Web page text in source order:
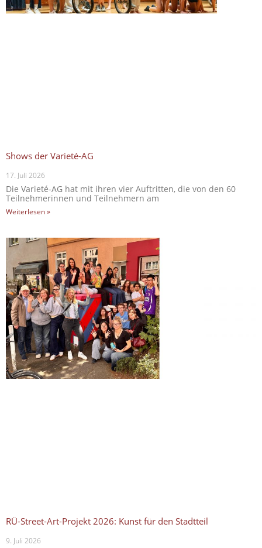
Shows der Varieté-AG
17. Juli 2026
Die Varieté-AG hat mit ihren vier Auftritten, die von den 60
Teilnehmerinnen und Teilnehmern am
Weiterlesen »
RÜ-Street-Art-Projekt 2026: Kunst für den Stadtteil
9. Juli 2026